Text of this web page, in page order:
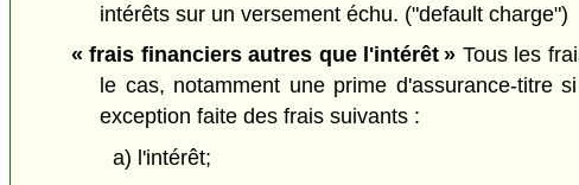
intérêts sur un versement échu. ("default charge")
« frais financiers autres que l'intérêt » Tous les
le cas, notamment une prime d'assurance-titre
exception faite des frais suivants :
a) l'intérêt;